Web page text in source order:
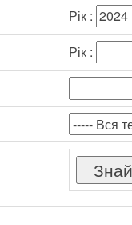
Рік :
Рік :